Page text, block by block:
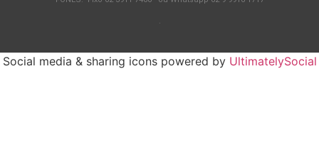
.
Social media & sharing icons powered by UltimatelySocial